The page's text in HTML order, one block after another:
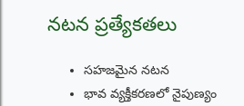
నటన ప్రత్యేకతలు
సహజమైన నటన
భావ వ్యక్తీకరణలో నైపుణ్యం